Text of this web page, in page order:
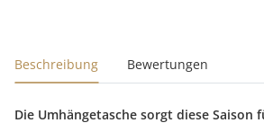
Beschreibung Bewertungen
Die Umhängetasche sorgt diese